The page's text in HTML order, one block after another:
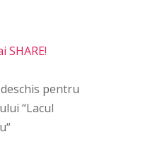
SHARE!
pentru
“Lacul